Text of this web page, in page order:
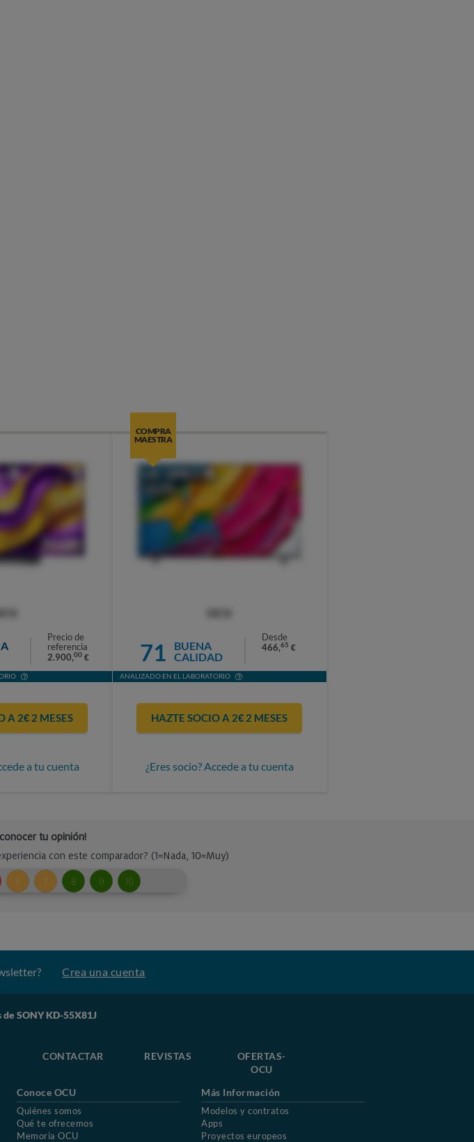
Precio de
referencia
2.900,00 €
A 2€ 2 MESES
a tu cuenta
COMPRA
MAESTRA
71
BUENA
CALIDAD
Desde
466,65 €
ANALIZADO EN EL LABORATORIO
HAZTE SOCIO A 2€ 2 MESES
¿Eres socio? Accede a tu cuenta
Crea una cuenta
SONY KD-55X81J
CONTACTAR REVISTAS
OFERTAS-
OCU
Conoce OCU
Quiénes somos
Qué te ofrecemos
Memoria OCU
Más Información
Modelos y contratos
Apps
Proyectos europeos